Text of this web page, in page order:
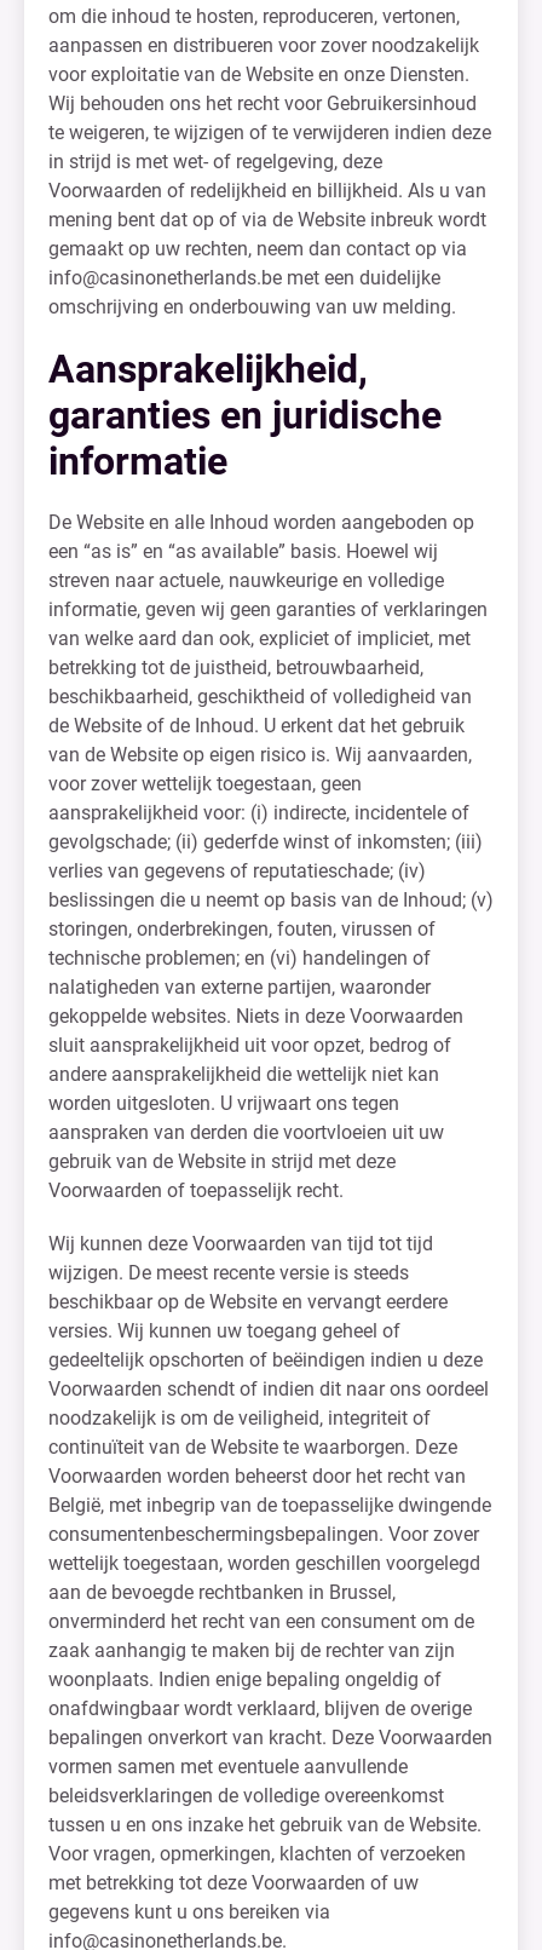
om die inhoud te hosten, reproduceren, vertonen,
aanpassen en distribueren voor zover noodzakelijk
voor exploitatie van de Website en onze Diensten.
Wij behouden ons het recht voor Gebruikersinhoud
te weigeren, te wijzigen of te verwijderen indien deze
in strijd is met wet- of regelgeving, deze
Voorwaarden of redelijkheid en billijkheid. Als u van
mening bent dat op of via de Website inbreuk wordt
gemaakt op uw rechten, neem dan contact op via
info@casinonetherlands.be met een duidelijke
omschrijving en onderbouwing van uw melding.
Aansprakelijkheid,
garanties en juridische
informatie
De Website en alle Inhoud worden aangeboden op
een “as is” en “as available” basis. Hoewel wij
streven naar actuele, nauwkeurige en volledige
informatie, geven wij geen garanties of verklaringen
van welke aard dan ook, expliciet of impliciet, met
betrekking tot de juistheid, betrouwbaarheid,
beschikbaarheid, geschiktheid of volledigheid van
de Website of de Inhoud. U erkent dat het gebruik
van de Website op eigen risico is. Wij aanvaarden,
voor zover wettelijk toegestaan, geen
aansprakelijkheid voor: (i) indirecte, incidentele of
gevolgschade; (ii) gederfde winst of inkomsten; (iii)
verlies van gegevens of reputatieschade; (iv)
beslissingen die u neemt op basis van de Inhoud; (v)
storingen, onderbrekingen, fouten, virussen of
technische problemen; en (vi) handelingen of
nalatigheden van externe partijen, waaronder
gekoppelde websites. Niets in deze Voorwaarden
sluit aansprakelijkheid uit voor opzet, bedrog of
andere aansprakelijkheid die wettelijk niet kan
worden uitgesloten. U vrijwaart ons tegen
aanspraken van derden die voortvloeien uit uw
gebruik van de Website in strijd met deze
Voorwaarden of toepasselijk recht.
Wij kunnen deze Voorwaarden van tijd tot tijd
wijzigen. De meest recente versie is steeds
beschikbaar op de Website en vervangt eerdere
versies. Wij kunnen uw toegang geheel of
gedeeltelijk opschorten of beëindigen indien u deze
Voorwaarden schendt of indien dit naar ons oordeel
noodzakelijk is om de veiligheid, integriteit of
continuïteit van de Website te waarborgen. Deze
Voorwaarden worden beheerst door het recht van
België, met inbegrip van de toepasselijke dwingende
consumentenbeschermingsbepalingen. Voor zover
wettelijk toegestaan, worden geschillen voorgelegd
aan de bevoegde rechtbanken in Brussel,
onverminderd het recht van een consument om de
zaak aanhangig te maken bij de rechter van zijn
woonplaats. Indien enige bepaling ongeldig of
onafdwingbaar wordt verklaard, blijven de overige
bepalingen onverkort van kracht. Deze Voorwaarden
vormen samen met eventuele aanvullende
beleidsverklaringen de volledige overeenkomst
tussen u en ons inzake het gebruik van de Website.
Voor vragen, opmerkingen, klachten of verzoeken
met betrekking tot deze Voorwaarden of uw
gegevens kunt u ons bereiken via
info@casinonetherlands.be.